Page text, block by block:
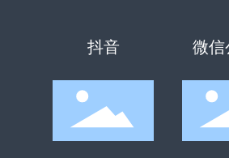
抖音 微信